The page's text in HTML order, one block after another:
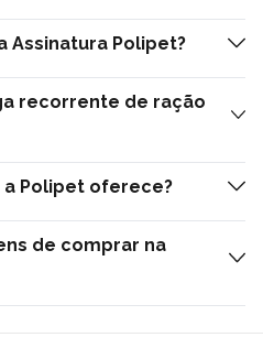
Assinatura Polipet?
recorrente de ração
a Polipet oferece?
de comprar na